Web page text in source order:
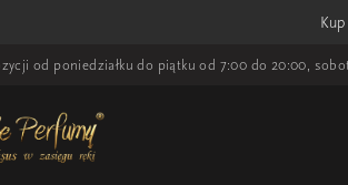
od poniedziałku do piątku od 7:00 do 20:00,